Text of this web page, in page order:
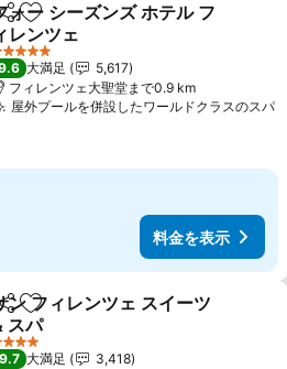
ェアお気に入りに追加
ォー シーズンズ ホテル フ
レンツェ
金を表示
ホテルのランク
大満足
5,617
フィレンツェ大聖堂まで0.9 km
屋外プールを併設したワールドクラスのスパ
料金を表示
ェアお気に入りに追加
ン フィレンツェ スイーツ
スパ
金を表示
ホテルのランク
9.7 大満足 3,418